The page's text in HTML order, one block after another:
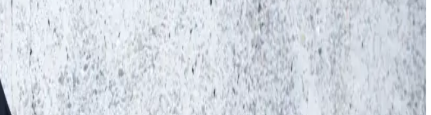
conquièrent également le monde dans le cadre du travail quotidien. Particulièrement pendant
look cool. La collection PRObasics comprend des sweats à capuche et des sweats à col
Les modèles PRObasics sont composés de 70% de coton (Cotton made in Afica) et de